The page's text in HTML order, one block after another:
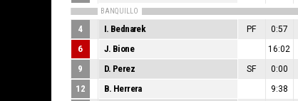
BANQUILLO
4 I. Bednarek PF 0:57
6 J. Bione 16:02
9 D. Perez SF 0:00
12 B. Herrera 9:38